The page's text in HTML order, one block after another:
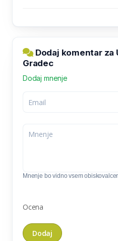
Dodaj komentar za
Gradec
Dodaj mnenje
Mnenje bo vidno vsem
Ocena